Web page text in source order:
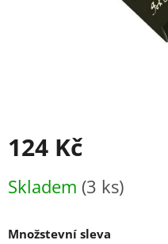
124 Kč
cena:
Skladem (3 ks)
Množstevní sleva